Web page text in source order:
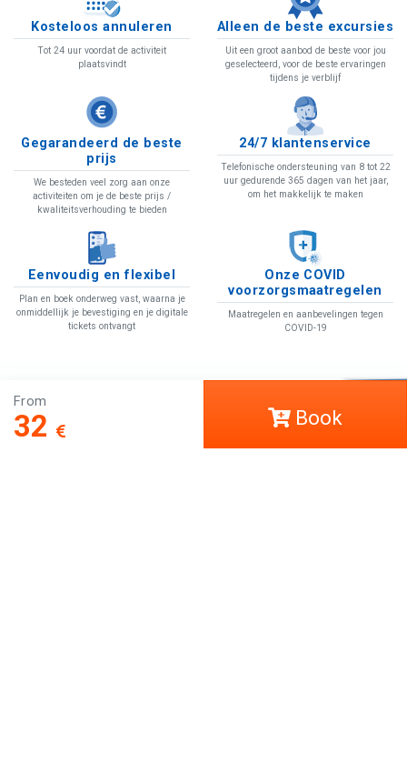
Kosteloos annuleren
Tot 24 uur voordat de activiteit
plaatsvindt
Alleen de beste excursies
Uit een groot aanbod de beste voor jou
geselecteerd, voor de beste ervaringen
tijdens je verblijf
Gegarandeerd de beste
prijs
We besteden veel zorg aan onze
activiteiten om je de beste prijs /
kwaliteitsverhouding te bieden
24/7 klantenservice
Telefonische ondersteuning van 8 tot 22
uur gedurende 365 dagen van het jaar,
om het makkelijk te maken
Eenvoudig en flexibel
Plan en boek onderweg vast, waarna je
onmiddellijk je bevestiging en je digitale
tickets ontvangt
Onze COVID
voorzorgsmaatregelen
Maatregelen en aanbevelingen tegen
COVID-19
From
32 Book